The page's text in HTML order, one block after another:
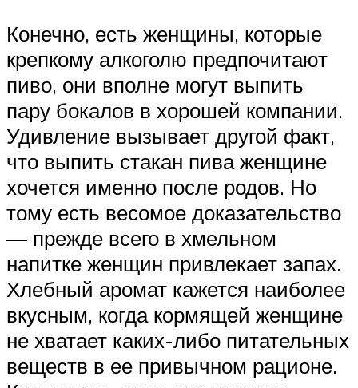
Конечно, есть женщины, которые
крепкому алкоголю предпочитают
пиво, они вполне могут выпить
пару бокалов в хорошей компании.
Удивление вызывает другой факт,
что выпить стакан пива женщине
хочется именно после родов. Но
тому есть весомое доказательство
— прежде всего в хмельном
напитке женщин привлекает запах.
Хлебный аромат кажется наиболее
вкусным, когда кормящей женщине
не хватает каких-либо питательных
веществ в ее привычном рационе.